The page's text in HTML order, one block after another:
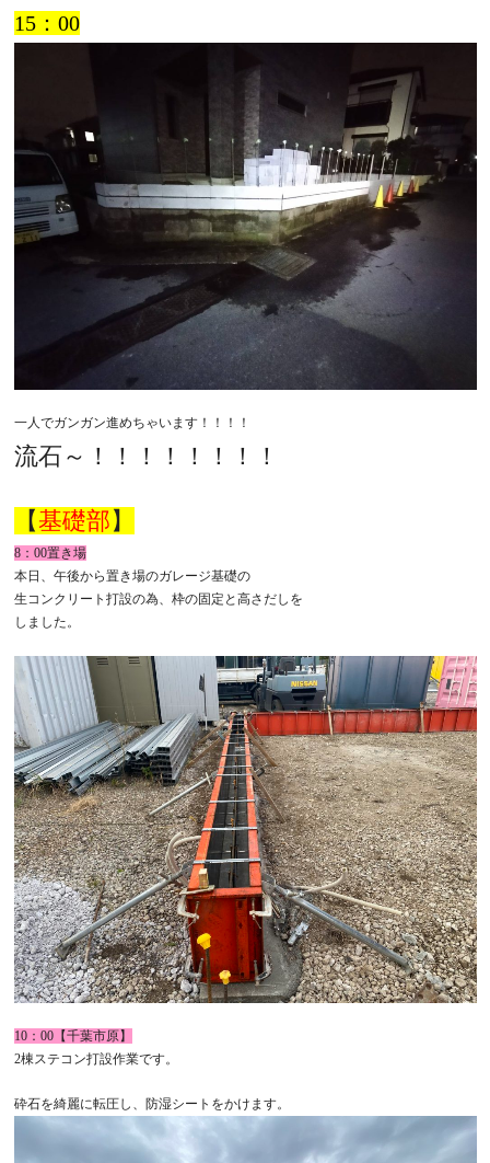
15：00
一人でガンガン進めちゃいます！！！！
流石～！！！！！！！！
【基礎部】
8：00置き場
本日、午後から置き場のガレージ基礎の
生コンクリート打設の為、枠の固定と高さだしを
しました。
10：00【千葉市原】
2棟ステコン打設作業です。
砕石を綺麗に転圧し、防湿シートをかけます。